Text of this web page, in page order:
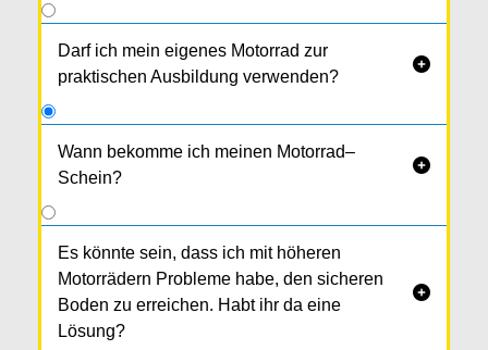
Darf ich mein eigenes Motorrad zur
praktischen Ausbildung verwenden?

Wann bekomme ich meinen Motorrad–
Schein?

Gleich nach der praktischen Prüfung
bekommst du vom Prüfer den vor­läufigen
Führer­schein. Du zahlst die Prüfgebühr per
Zahlschein ein und ein paar Tage später wird dir
der Scheck­karten-Führerschein von der
Behörde zugeschickt.
Es könnte sein, dass ich mit höheren
Motorrädern Probleme habe, den sicheren
Boden zu erreichen. Habt ihr da eine
Lösung?
